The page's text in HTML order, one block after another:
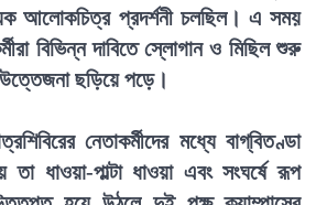
আলোকচিত্র প্রদর্শনী চলছিল। এ সময়
বিভিন্ন দাবিতে স্লোগান ও মিছিল শুরু
ছড়িয়ে পড়ে।
নেতাকর্মীদের মধ্যে বাগ্‌বিতণ্ডা
ধাওয়া-পাল্টা ধাওয়া এবং সংঘর্ষে রূপ